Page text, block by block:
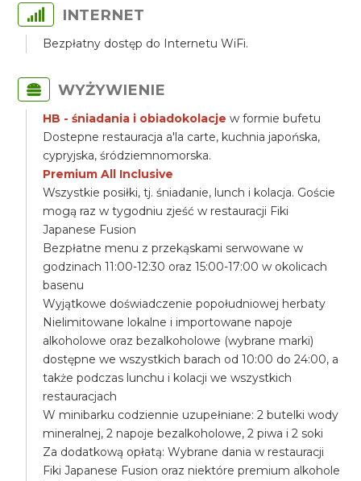
INTERNET
Bezpłatny dostęp do Internetu WiFi.
WYŻYWIENIE
HB - śniadania i obiadokolacjew formie bufetu
Dostepne restauracja a'la carte, kuchnia japońska,
cypryjska, śródziemnomorska.
Premium All Inclusive
Wszystkie posiłki, tj. śniadanie, lunch i kolacja. Goście
mogą raz w tygodniu zjeść w restauracji Fiki
Japanese Fusion
Bezpłatne menu z przekąskami serwowane w
godzinach 11:00-12:30 oraz 15:00-17:00 w okolicach
basenu
Wyjątkowe doświadczenie popołudniowej herbaty
Nielimitowane lokalne i importowane napoje
alkoholowe oraz bezalkoholowe (wybrane marki)
dostępne we wszystkich barach od 10:00 do 24:00, a
także podczas lunchu i kolacji we wszystkich
restauracjach
W minibarku codziennie uzupełniane: 2 butelki wody
mineralnej, 2 napoje bezalkoholowe, 2 piwa i 2 soki
Za dodatkową opłatą: Wybrane dania w restauracji
Fiki Japanese Fusion oraz niektóre premium alkohole